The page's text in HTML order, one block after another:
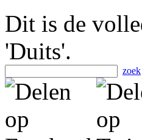
Dit is de
'Duits'.
zoek